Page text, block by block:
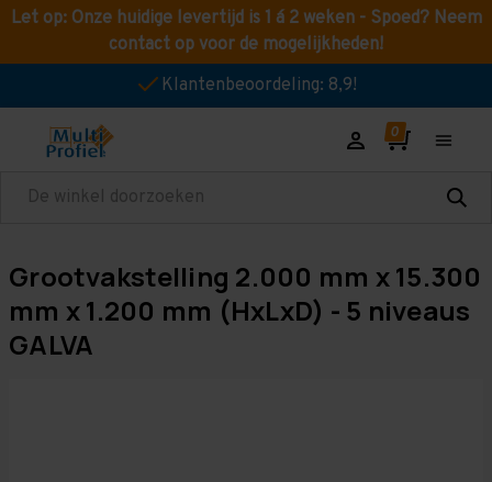
Let op: Onze huidige levertijd is 1 á 2 weken - Spoed? Neem
contact op voor de mogelijkheden!
Klantenbeoordeling: 8,9!
Zoeken
Grootvakstelling 2.000 mm x 15.300
mm x 1.200 mm (HxLxD) - 5 niveaus
GALVA